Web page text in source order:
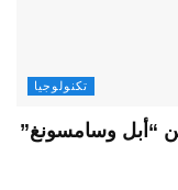
تكنولوجيا
“أبل وسامسونغ”